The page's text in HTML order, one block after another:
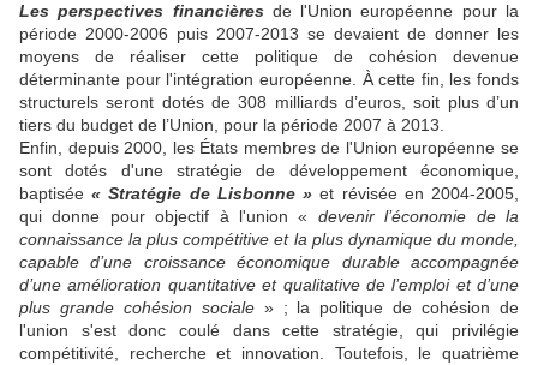
Les perspectives financièresde l'Union européenne pour la
période 2000-2006 puis 2007-2013 se devaient de donner les
moyens de réaliser cette politique de cohésion devenue
déterminante pour l'intégration européenne. À cette fin, les fonds
structurels seront dotés de 308 milliards d’euros, soit plus d’un
tiers du budget de l’Union, pour la période 2007 à 2013.
Enfin, depuis 2000, les États membres de l'Union européenne se
sont dotés d'une stratégie de développement économique,
baptisée« Stratégie de Lisbonne » et révisée en 2004-2005,
qui donne pour objectif à l'union « devenir l’économie de la
connaissance la plus compétitive et la plus dynamique du monde,
capable d’une croissance économique durable accompagnée
d’une amélioration quantitative et qualitative de l’emploi et d’une
plus grande cohésion sociale» ; la politique de cohésion de
l'union s'est donc coulé dans cette stratégie, qui privilégie
compétitivité, recherche et innovation. Toutefois, le quatrième